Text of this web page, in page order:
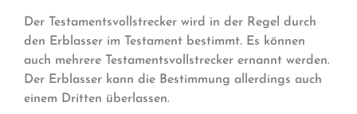
Der Testamentsvollstrecker wird in der Regel durch
den Erblasser im Testament bestimmt. Es können
auch mehrere Testamentsvollstrecker ernannt werden.
Der Erblasser kann die Bestimmung allerdings auch
einem Dritten überlassen.